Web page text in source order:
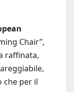
Chair”,
raffinata,
che per il